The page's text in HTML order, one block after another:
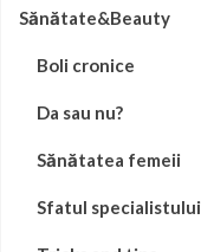
Sănătate&Beauty
Boli cronice
Da sau nu?
Sănătatea femeii
Sfatul specialistului